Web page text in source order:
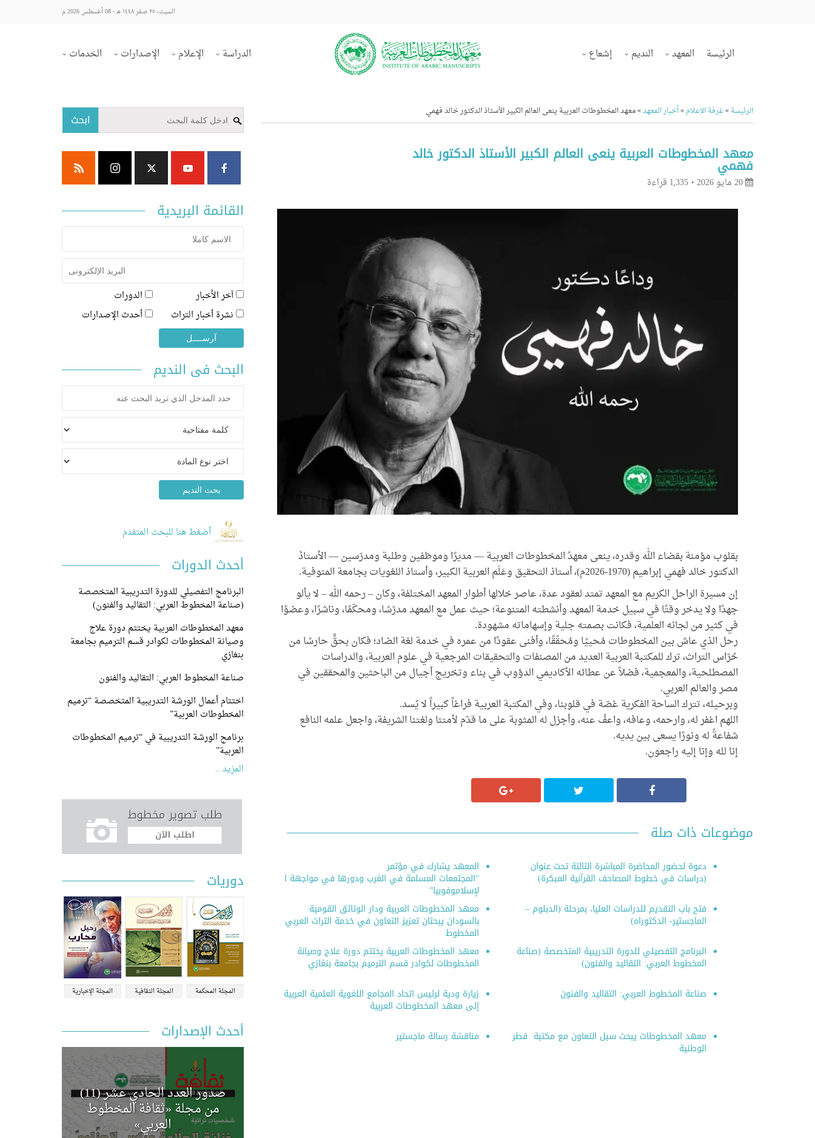
السبت، ٢٥ صفر ١٤٤٨ هـ - 08 أغسطس 2026 م
الدراسة الإعلام الإصدارات الخدمات الرئيسة المعهد النديم إشعاع
ابحث
القائمة البريدية
آخر الأخبار
الدورات
نشرة أخبار التراث
أحدث الإصدارات
البحث فى النديم
أضغط هنا للبحث المتقدم
أحدث الدورات
البرنامج التفصيلي للدورة التدريبية المتخصصة
(صناعة المخطوط العربي: التقاليد والفنون)
معهد المخطوطات العربية يختتم دورة علاج
وصيانة المخطوطات لكوادر قسم الترميم بجامعة
بنغازي
صناعة المخطوط العربي: التقاليد والفنون
اختتام أعمال الورشة التدريبية المتخصصة “ترميم
المخطوطات العربية”
برنامج الورشة التدريبية في “ترميم المخطوطات
العربية”
المزيد...
دوريات
المجلة المحكمة المجلة الثقافية المجلة الإخبارية
أحدث الإصدارات
صدور العدد الحادي عشر (11)
من مجلة «ثقافة المخطوط
العربي»
الرئيسة»غرفة الاعلام»أخبار المعهد»معهد المخطوطات العربية ينعى العالم الكبير الأستاذ الدكتور خالد فهمي
معهد المخطوطات العربية ينعى العالم الكبير الأستاذ الدكتور خالد
فهمي
1٬335 قراءة
بقلوب مؤمنة بقضاء الله وقدره، ينعى معهدُ المخطوطات العربية — مديرًا وموظفين وطلبة ومدرّسين — الأستاذَ
الدكتور خالد فهمي إبراهيم (1970-2026م)، أستاذ التحقيق وعَلَم العربية الكبير، وأستاذ اللغويات بجامعة المنوفية.
إن مسيرة الراحل الكريم مع المعهد تمتد لعقود عدة، عاصر خلالها أطوار المعهد المختلفة، وكان – رحمه الله – لا يألو
جهدًا ولا يدخر وقتًا في سبيل خدمة المعهد وأنشطته المتنوعة؛ حيث عمل مع المعهد مدرّسًا، ومحكّمًا، وناشرًا، وعضوًا
في كثير من لجانه العلمية، فكانت بصمته جلية وإسهاماته مشهودة.
رحل الذي عاش بين المخطوطات مُحييًا ومُحقّقًا، وأفنى عقودًا من عمره في خدمة لغة الضاد؛ فكان بحقٍّ حارسًا من
حُرّاس التراث، ترك للمكتبة العربية العديد من المصنفات والتحقيقات المرجعية في علوم العربية، والدراسات
المصطلحية، والمعجمية، فضلاً عن عطائه الأكاديمي الدؤوب في بناء وتخريج أجيال من الباحثين والمحققين في
مصر والعالم العربي.
وبرحيله، تترك الساحة الفكرية غصّة في قلوبنا، وفي المكتبة العربية فراغاً كبيراً لا يُسد.
اللهم اغفر له، وارحمه، وعافه، واعفُ عنه، وأجزل له المثوبة على ما قدّم لأمتنا ولغتنا الشريفة، واجعل علمه النافع
شفاعةً له ونورًا يسعى بين يديه.
إنا لله وإنا إليه راجعون.
موضوعات ذات صلة
دعوة لحضور المحاضرة المباشرة الثالثة تحت عنوان
(دراسات في خطوط المصاحف القرآنية المبكرة)
المعهد يشارك في مؤتمر
“المجتمعات المسلمة في الغرب ودورها في مواجهة ا
لإسلاموفوبيا”
فتح باب التقديم للدراسات العليا، بمرحلة (الدبلوم –
الماجستير- الدكتوراه)
معهد المخطوطات العربية ودار الوثائق القومية
بالسودان يبحثان تعزيز التعاون في خدمة التراث العربي
المخطوط
البرنامج التفصيلي للدورة التدريبية المتخصصة (صناعة
المخطوط العربي: التقاليد والفنون)
معهد المخطوطات العربية يختتم دورة علاج وصيانة
المخطوطات لكوادر قسم الترميم بجامعة بنغازي
صناعة المخطوط العربي: التقاليد والفنون
زيارة ودية لرئيس اتحاد المجامع اللغوية العلمية العربية
إلى معهد المخطوطات العربية
معهد المخطوطات يبحث سبل التعاون مع مكتبة قطر
الوطنية
مناقشة رسالة ماجستير